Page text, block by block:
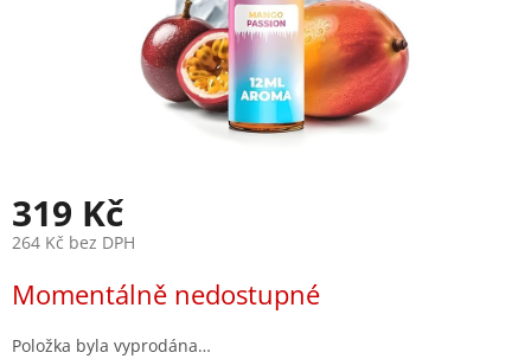
319 Kč
264 Kč bez DPH
cena:
Momentálně nedostupné
Položka byla vyprodána…